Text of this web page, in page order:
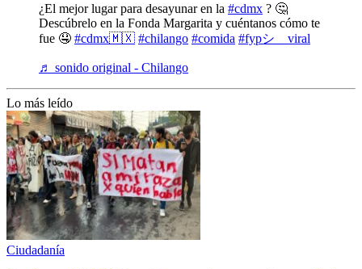
¿El mejor lugar para desayunar en la #cdmx ? 🤔
Descúbrelo en la Fonda Margarita y cuéntanos cómo te
fue 🤤 #cdmx🇲🇽 #chilango #comida #fypシ゚viral
♬ sonido original - Chilango
Lo más leído
Ciudadanía